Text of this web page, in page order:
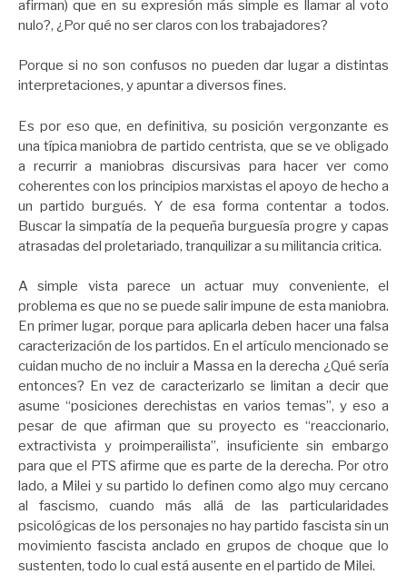
afirman) que en su expresión más simple es llamar al voto
nulo?, ¿Por qué no ser claros con los trabajadores?
Porque si no son confusos no pueden dar lugar a distintas
interpretaciones, y apuntar a diversos fines.
Es por eso que, en definitiva, su posición vergonzante es
una típica maniobra de partido centrista, que se ve obligado
a recurrir a maniobras discursivas para hacer ver como
coherentes con los principios marxistas el apoyo de hecho a
un partido burgués. Y de esa forma contentar a todos.
Buscar la simpatía de la pequeña burguesía progre y capas
atrasadas del proletariado, tranquilizar a su militancia critica.
A simple vista parece un actuar muy conveniente, el
problema es que no se puede salir impune de esta maniobra.
En primer lugar, porque para aplicarla deben hacer una falsa
caracterización de los partidos. En el artículo mencionado se
cuidan mucho de no incluir a Massa en la derecha ¿Qué sería
entonces? En vez de caracterizarlo se limitan a decir que
asume “posiciones derechistas en varios temas”, y eso a
pesar de que afirman que su proyecto es “reaccionario,
extractivista y proimperailista”, insuficiente sin embargo
para que el PTS afirme que es parte de la derecha. Por otro
lado, a Milei y su partido lo definen como algo muy cercano
al fascismo, cuando más allá de las particularidades
psicológicas de los personajes no hay partido fascista sin un
movimiento fascista anclado en grupos de choque que lo
sustenten, todo lo cual está ausente en el partido de Milei.